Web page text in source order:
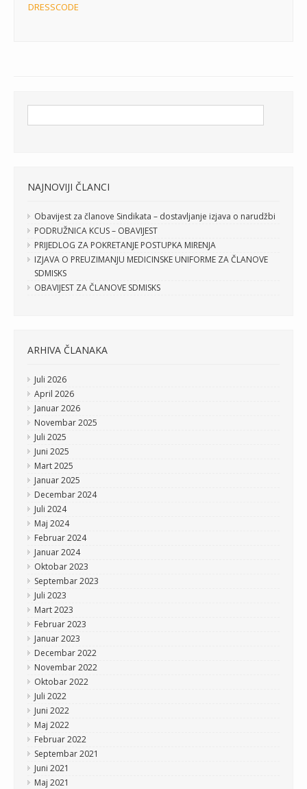
DRESSCODE
NAJNOVIJI ČLANCI
Obavijest za članove Sindikata – dostavljanje izjava o narudžbi
PODRUŽNICA KCUS – OBAVIJEST
PRIJEDLOG ZA POKRETANJE POSTUPKA MIRENJA
IZJAVA O PREUZIMANJU MEDICINSKE UNIFORME ZA ČLANOVE
SDMISKS
OBAVIJEST ZA ČLANOVE SDMISKS
ARHIVA ČLANAKA
Juli 2026
April 2026
Januar 2026
Novembar 2025
Juli 2025
Juni 2025
Mart 2025
Januar 2025
Decembar 2024
Juli 2024
Maj 2024
Februar 2024
Januar 2024
Oktobar 2023
Septembar 2023
Juli 2023
Mart 2023
Februar 2023
Januar 2023
Decembar 2022
Novembar 2022
Oktobar 2022
Juli 2022
Juni 2022
Maj 2022
Februar 2022
Septembar 2021
Juni 2021
Maj 2021